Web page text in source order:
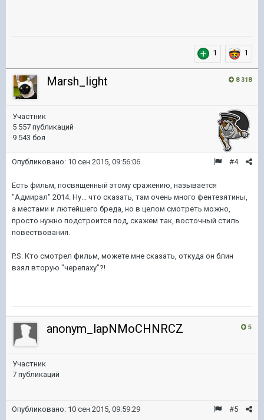
1 1
8 318
Marsh_light
Участник
5 557 публикаций
9 543 боя
#4
Опубликовано: 10 сен 2015, 09:56:06
Есть фильм, посвященный этому сражению, называется
"Адмирал" 2014. Ну... что сказать, там очень много фентезятины,
а местами и лютейшего бреда, но в целом смотреть можно,
просто нужно подстроится под, скажем так, восточный стиль
повествования.
P.S. Кто смотрел фильм, можете мне сказать, откуда он блин
взял вторую "черепаху"?!
5
anonym_lapNMoCHNRCZ
Участник
7 публикаций
#5
Опубликовано: 10 сен 2015, 09:59:29